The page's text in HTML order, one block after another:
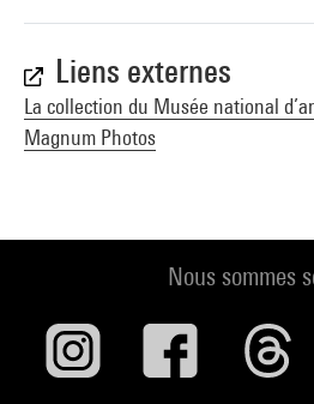
Liens externes
La collection du Musée national
Magnum Photos
Nous sommes